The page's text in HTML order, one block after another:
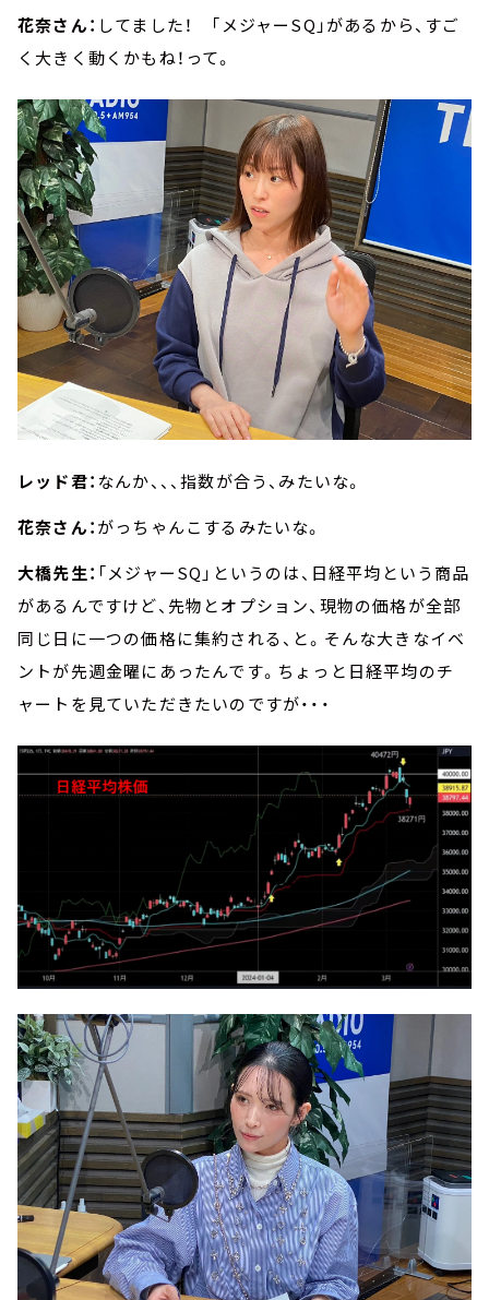
花奈さん： してました！ 「メジャーSQ」があるから、すご
く大きく動くかもね！って。
レッド君： なんか、、、指数が合う、みたいな。
花奈さん：がっちゃんこするみたいな。
大橋先生： 「メジャーSQ」というのは、日経平均という商品
があるんですけど、先物とオプション、現物の価格が全部
同じ日に一つの価格に集約される、と。そんな大きなイベ
ントが先週金曜にあったんです。ちょっと日経平均のチ
ャートを見ていただきたいのですが・・・